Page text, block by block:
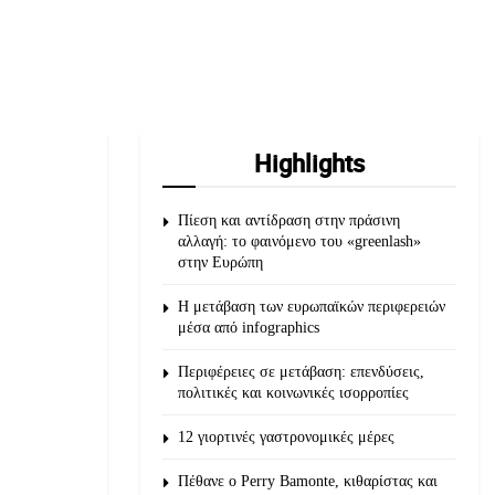
Highlights
Πίεση και αντίδραση στην πράσινη
αλλαγή: το φαινόμενο του «greenlash»
στην Ευρώπη
Η μετάβαση των ευρωπαϊκών περιφερειών
μέσα από infographics
Περιφέρειες σε μετάβαση: επενδύσεις,
πολιτικές και κοινωνικές ισορροπίες
12 γιορτινές γαστρονομικές μέρες
Πέθανε ο Perry Bamonte, κιθαρίστας και